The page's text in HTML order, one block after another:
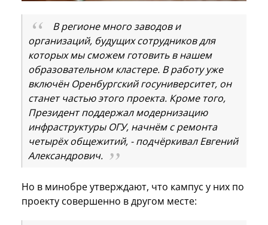
В регионе много заводов и
организаций, будущих сотрудников для
которых мы сможем готовить в нашем
образовательном кластере. В работу уже
включён Оренбургский госуниверситет, он
станет частью этого проекта. Кроме того,
Президент поддержал модернизацию
инфраструктуры ОГУ, начнём с ремонта
четырёх общежитий, - подчёркивал Евгений
Александрович.
Но в минобре утверждают, что кампус у них по
проекту совершенно в другом месте: